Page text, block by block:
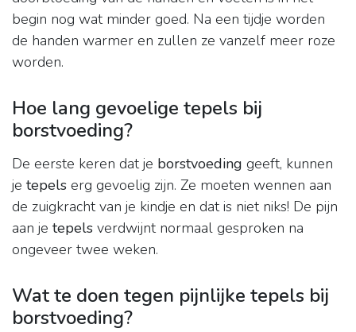
begin nog wat minder goed. Na een tijdje worden
de handen warmer en zullen ze vanzelf meer roze
worden.
Hoe lang gevoelige tepels bij
borstvoeding?
De eerste keren dat je borstvoeding geeft, kunnen
je tepels erg gevoelig zijn. Ze moeten wennen aan
de zuigkracht van je kindje en dat is niet niks! De pijn
aan je tepels verdwijnt normaal gesproken na
ongeveer twee weken.
Wat te doen tegen pijnlijke tepels bij
borstvoeding?